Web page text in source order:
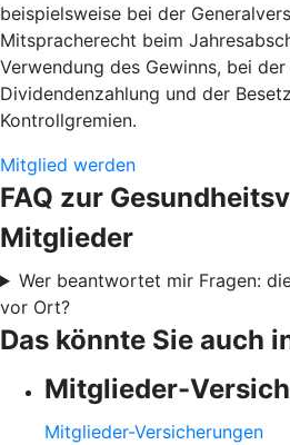
beispielsweise bei der
Mitspracherecht beim
Verwendung des Gewinns, bei
Dividendenzahlung und der
Kontrollgremien.
Mitglied werden
FAQ zur
Mitglieder
Wer beantwortet mir Fragen:
vor Ort?
Das könnte Sie auch
Mitglieder-
Mitglieder-Versicherungen